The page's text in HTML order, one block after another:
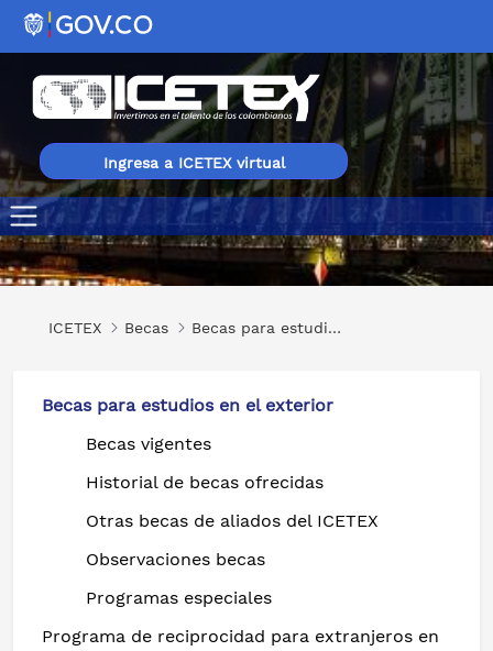
Ingresa a ICETEX virtual
Pregrado en Diferentes Áreas en Hungría
ICETEX Becas Becas para estudios en el exterior
Becas para estudios en el exterior
Becas vigentes
Historial de becas ofrecidas
Otras becas de aliados del ICETEX
Observaciones becas
Programas especiales
Programa de reciprocidad para extranjeros en